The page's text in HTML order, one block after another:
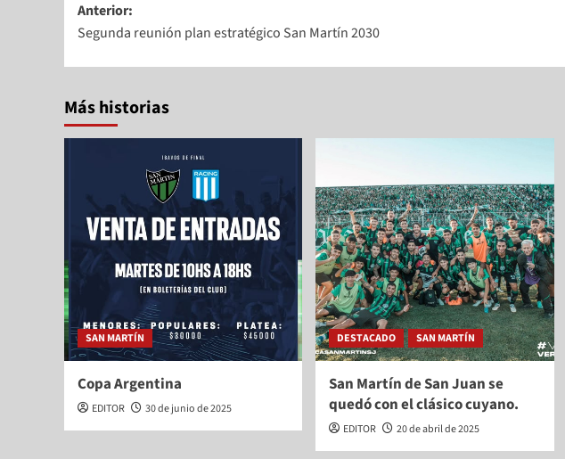
Anterior:
Segunda reunión plan estratégico San Martín 2030
Más historias
SAN MARTÍN
Copa Argentina
EDITOR 30 de junio de 2025
DESTACADO SAN MARTÍN
San Martín de San Juan se
quedó con el clásico cuyano.
EDITOR 20 de abril de 2025